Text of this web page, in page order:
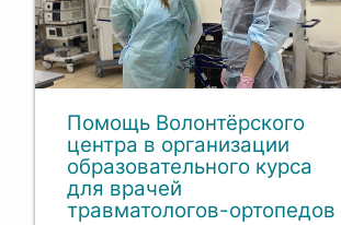
Помощь Волонтёрского
центра в организации
образовательного курса
для врачей
травматологов-ортопедов